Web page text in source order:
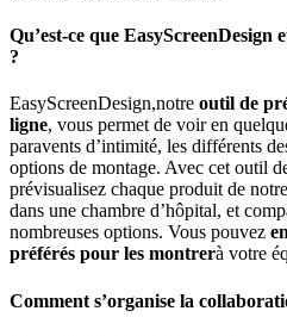
Qu’est-ce que
?
EasyScreenDesign,notre outil de
ligne, vous permet de voir en
paravents d’intimité, les différents
options de montage. Avec cet outil
prévisualisez chaque produit de
dans une chambre d’hôpital, et
nombreuses options. Vous pouvez
préférés pour les montrerà votre
Comment s’organise la